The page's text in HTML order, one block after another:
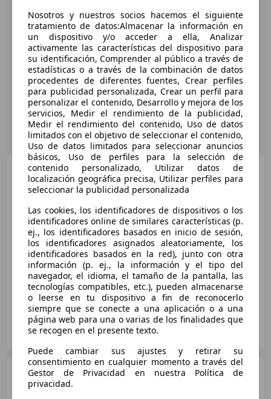
Audi TT40 TFSI 145kW S
tronic Coupé
€ 25.990
Buen precio
11/2020 127.200 km Gasolina 145 kW (197 CV)
FLEXICAR MURCIA.
ES-3007 MURCIA
Audi TTRoadster 1.8T 5vel.
Nosotros y nuestros socios hacemos el siguiente
tratamiento de datos:Almacenar la información en
un dispositivo y/o acceder a ella, Analizar
activamente las características del dispositivo para
su identificación, Comprender al público a través de
estadísticas o a través de la combinación de datos
procedentes de diferentes fuentes, Crear perfiles
para publicidad personalizada, Crear un perfil para
personalizar el contenido, Desarrollo y mejora de los
servicios, Medir el rendimiento de la publicidad,
Medir el rendimiento del contenido, Uso de datos
limitados con el objetivo de seleccionar el contenido,
Uso de datos limitados para seleccionar anuncios
básicos, Uso de perfiles para la selección de
contenido personalizado, Utilizar datos de
localización geográfica precisa, Utilizar perfiles para
seleccionar la publicidad personalizada
Las cookies, los identificadores de dispositivos o los
identificadores online de similares características (p.
ej., los identificadores basados en inicio de sesión,
los identificadores asignados aleatoriamente, los
identificadores basados en la red), junto con otra
información (p. ej., la información y el tipo del
navegador, el idioma, el tamaño de la pantalla, las
tecnologías compatibles, etc.), pueden almacenarse
o leerse en tu dispositivo a fin de reconocerlo
siempre que se conecte a una aplicación o a una
página web para una o varias de los finalidades que
se recogen en el presente texto.
Puede cambiar sus ajustes y retirar su
consentimiento en cualquier momento a través del
Gestor de Privacidad en nuestra Política de
privacidad.